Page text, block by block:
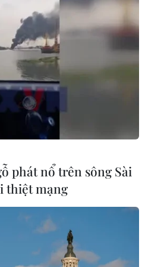
luật mới nhằm tăng cường
trong trường hợp nguồn
đoạn.
phát nổ trên sông Sài
thiệt mạng